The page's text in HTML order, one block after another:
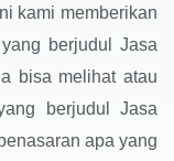
kami memberikan
berjudul Jasa
bisa melihat atau
berjudul Jasa
apa yang